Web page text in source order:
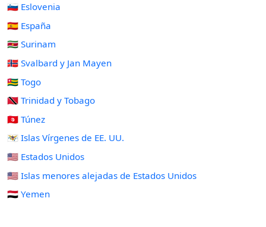
🇸🇮 Eslovenia
🇪🇸 España
🇸🇷 Surinam
🇸🇯 Svalbard y Jan Mayen
🇹🇬 Togo
🇹🇹 Trinidad y Tobago
🇹🇳 Túnez
🇻🇮 Islas Vírgenes de EE. UU.
🇺🇸 Estados Unidos
🇺🇲 Islas menores alejadas de Estados Unidos
🇾🇪 Yemen